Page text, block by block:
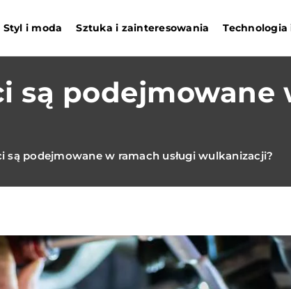
Styl i moda Sztuka i zainteresowania
są podejmowane
są podejmowane w ramach usługi wulkanizacji?